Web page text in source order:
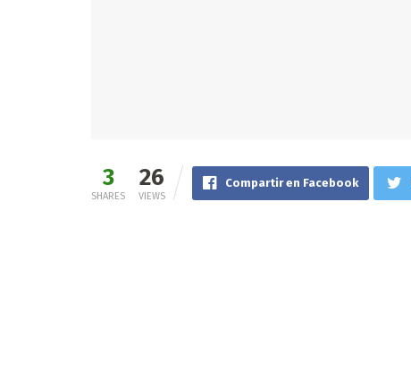
3
SHARES
26
VIEWS
Compartir en Facebook